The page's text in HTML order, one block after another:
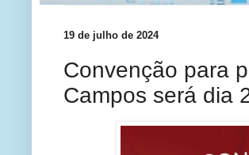
19 de julho de 2024
Convenção para
Campos será dia